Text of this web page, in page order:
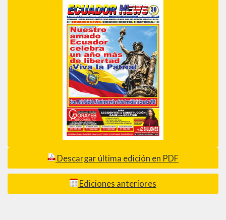
Descargar última edición en PDF
Ediciones anteriores